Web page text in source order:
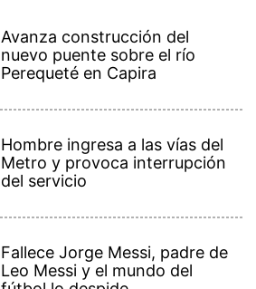
Avanza construcción del
nuevo puente sobre el río
Perequeté en Capira
Hombre ingresa a las vías del
Metro y provoca interrupción
del servicio
Fallece Jorge Messi, padre de
Leo Messi y el mundo del